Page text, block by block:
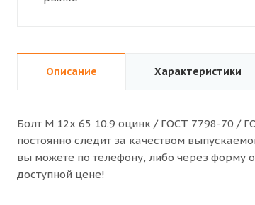
Описание Характеристики
Болт M 12x 65 10.9 оцинк / ГОСТ 7798-70 /
постоянно следит за качеством
вы можете по телефону, либо через форму
доступной цене!